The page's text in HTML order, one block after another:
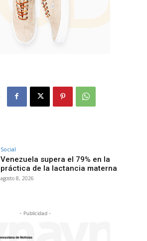
Social
Venezuela supera el 79% en la
práctica de la lactancia materna
agosto 8, 2026
- Publicidad -